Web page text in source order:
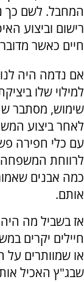
המחבל. לשם כך
רישום וביצוע
חיים כאשר
אם נדמה היה
למילוי שלו
שימוש, מסתבר
לאחר ביצוע
עם כלי חפירה
לרווחת
כמה אבנים
אותם.
אז בשביל מה
חיילים יקרים
או שמוותרים על
שבג"ץ האכיל